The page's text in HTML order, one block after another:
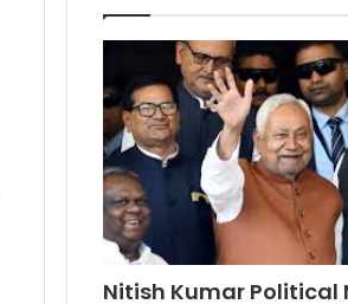
Nitish Kumar Political